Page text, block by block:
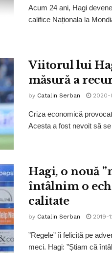
Acum 24 ani, Hagi
califice Naționala la
Viitorul lui
măsură a
by Catalin Serban 2020-
Criza economică
Acesta a fost nevoit să
Hagi, o nouă
întâlnim o
calitate
by Catalin Serban 2019-
”Regele” îi felicită pe
meci. Hagi: ”Știam că